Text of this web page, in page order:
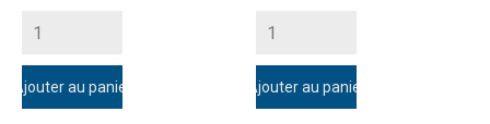
Ajouter au panier Ajouter au panier